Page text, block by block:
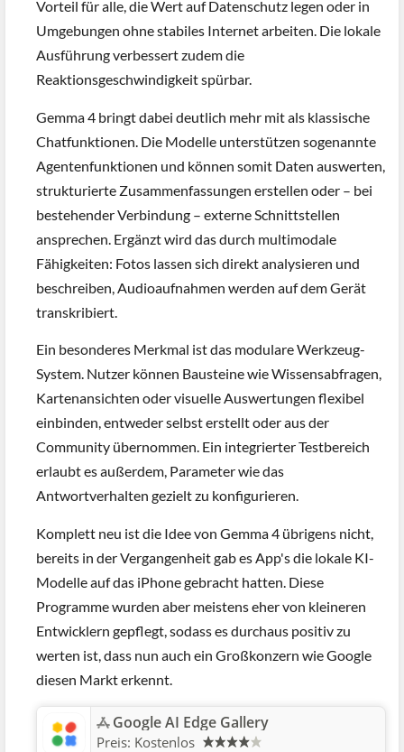
Vorteil für alle, die Wert auf Datenschutz legen oder in
Umgebungen ohne stabiles Internet arbeiten. Die lokale
Ausführung verbessert zudem die
Reaktionsgeschwindigkeit spürbar.
Gemma 4 bringt dabei deutlich mehr mit als klassische
Chatfunktionen. Die Modelle unterstützen sogenannte
Agentenfunktionen und können somit Daten auswerten,
strukturierte Zusammenfassungen erstellen oder – bei
bestehender Verbindung – externe Schnittstellen
ansprechen. Ergänzt wird das durch multimodale
Fähigkeiten: Fotos lassen sich direkt analysieren und
beschreiben, Audioaufnahmen werden auf dem Gerät
transkribiert.
Ein besonderes Merkmal ist das modulare Werkzeug-
System. Nutzer können Bausteine wie Wissensabfragen,
Kartenansichten oder visuelle Auswertungen flexibel
einbinden, entweder selbst erstellt oder aus der
Community übernommen. Ein integrierter Testbereich
erlaubt es außerdem, Parameter wie das
Antwortverhalten gezielt zu konfigurieren.
Komplett neu ist die Idee von Gemma 4 übrigens nicht,
bereits in der Vergangenheit gab es App's die lokale KI-
Modelle auf das iPhone gebracht hatten. Diese
Programme wurden aber meistens eher von kleineren
Entwicklern gepflegt, sodass es durchaus positiv zu
werten ist, dass nun auch ein Großkonzern wie Google
diesen Markt erkennt.
Google AI Edge Gallery
Preis: Kostenlos